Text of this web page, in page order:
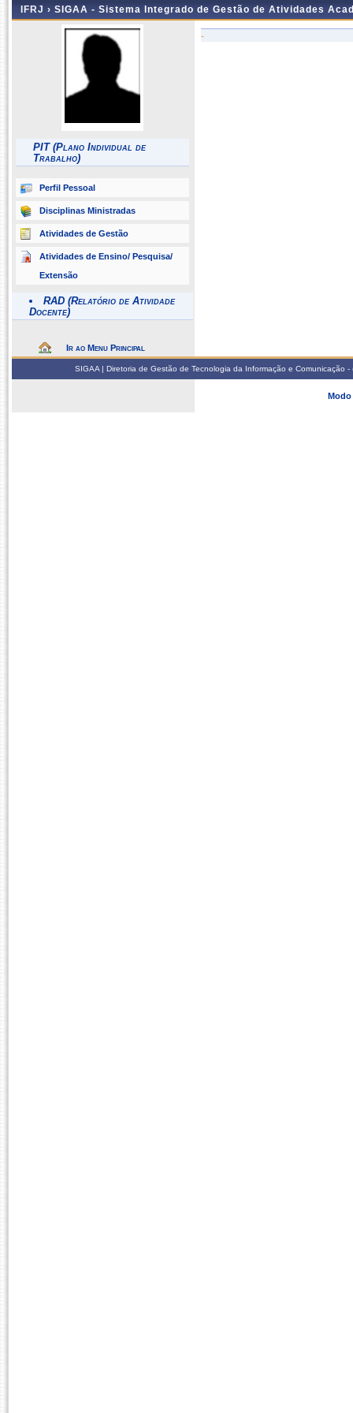
IFRJ › SIGAA - Sistema Integrado de Gestão de Atividades
PIT (Plano Individual de
Trabalho)
Perfil Pessoal
Disciplinas Ministradas
Atividades de Gestão
Atividades de Ensino/ Pesquisa/
Extensão
RAD (Relatório de Atividade
Docente)
Ir ao Menu Principal
-
SIGAA | Diretoria de Gestão de Tecnologia da Informação e
Modo